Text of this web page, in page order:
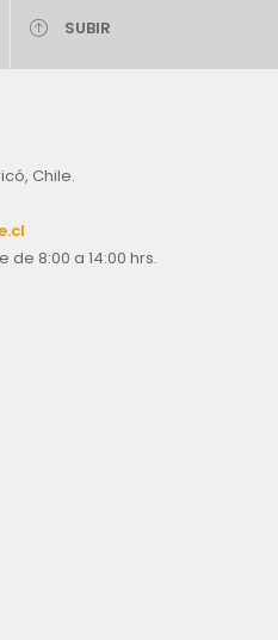
SUBIR
Chile.
de 8:00 a 14:00 hrs.